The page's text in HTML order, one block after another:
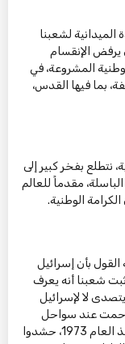
لشعبنا
يرفض الإنقسام
المشروعة، في
أراضي الـ48، وفي الضفة، بما فيها القدس،
نتطلع بفخر كبير إلى
مقدماً للعالم
الوطنية.
بأن إسرائيل
شعبنا أنه يعرف
لا لإسرائيل
عند سواحل
منطقتنا في سابقة تاريخية لم نشهد لها مثيلاً منذ العام 1973، حشدوا